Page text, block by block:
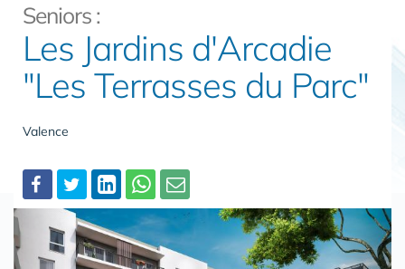
Seniors :
Les Jardins d'Arcadie
"Les Terrasses du Parc"
Valence
Partager